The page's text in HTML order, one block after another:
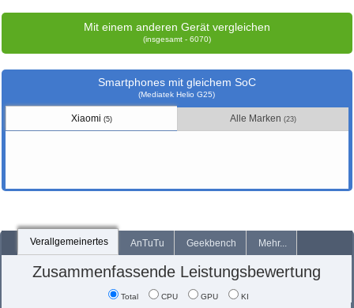
Mit einem anderen Gerät vergleichen
(insgesamt - 6070)
Smartphones mit gleichem SoC
(Mediatek Helio G25)
Xiaomi (5) Alle Marken (23)
Verallgemeinertes AnTuTu Geekbench Mehr...
Zusammenfassende Leistungsbewertung
Total CPU GPU KI